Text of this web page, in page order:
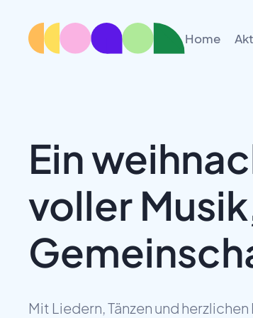
Home
Ein
voller
Mit Liedern, Tänzen und